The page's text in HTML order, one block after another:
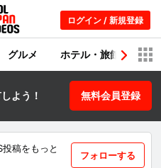
ログイン / 新規登録
グルメ ホテル・旅館 シ
よう！ 無料会員登録
稿をもっと
フォローする